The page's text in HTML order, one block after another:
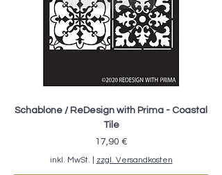
Schablone / ReDesign with Prima - Coastal
Tile
Preis
17,90 €
inkl. MwSt. zzgl. Versandkosten